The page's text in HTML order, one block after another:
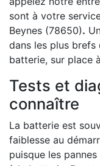
sont à votre
Beynes (78650).
dans les plus
batterie, sur place
Tests et
connaître
La batterie est
faiblesse au
puisque les